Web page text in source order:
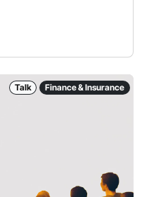
Talk Finance & Insurance